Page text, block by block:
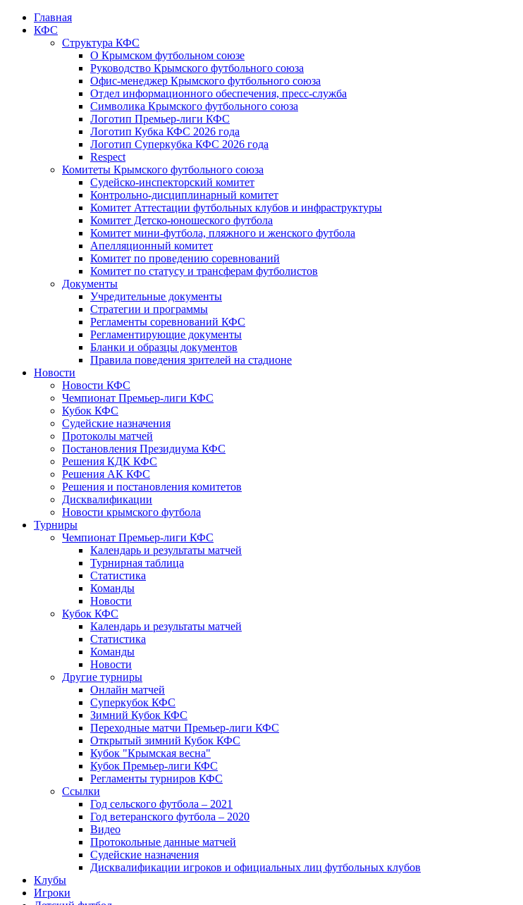
Главная
КФС
Структура КФС
О Крымском футбольном союзе
Руководство Крымского футбольного союза
Офис-менеджер Крымского футбольного союза
Отдел информационного обеспечения, пресс-служба
Символика Крымского футбольного союза
Логотип Премьер-лиги КФС
Логотип Кубка КФС 2026 года
Логотип Суперкубка КФС 2026 года
Respect
Комитеты Крымского футбольного союза
Судейско-инспекторский комитет
Контрольно-дисциплинарный комитет
Комитет Аттестации футбольных клубов и инфраструктуры
Комитет Детско-юношеского футбола
Комитет мини-футбола, пляжного и женского футбола
Апелляционный комитет
Комитет по проведению соревнований
Комитет по статусу и трансферам футболистов
Документы
Учредительные документы
Стратегии и программы
Регламенты соревнований КФС
Регламентирующие документы
Бланки и образцы документов
Правила поведения зрителей на стадионе
Новости
Новости КФС
Чемпионат Премьер-лиги КФС
Кубок КФС
Судейские назначения
Протоколы матчей
Постановления Президиума КФС
Решения КДК КФС
Решения АК КФС
Решения и постановления комитетов
Дисквалификации
Новости крымского футбола
Турниры
Чемпионат Премьер-лиги КФС
Календарь и результаты матчей
Турнирная таблица
Статистика
Команды
Новости
Кубок КФС
Календарь и результаты матчей
Статистика
Команды
Новости
Другие турниры
Онлайн матчей
Суперкубок КФС
Зимний Кубок КФС
Переходные матчи Премьер-лиги КФС
Открытый зимний Кубок КФС
Кубок "Крымская весна"
Кубок Премьер-лиги КФС
Регламенты турниров КФС
Ссылки
Год сельского футбола – 2021
Год ветеранского футбола – 2020
Видео
Протокольные данные матчей
Судейские назначения
Дисквалификации игроков и официальных лиц футбольных клубов
Клубы
Игроки